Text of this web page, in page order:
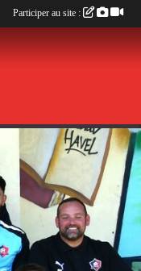
Participer au site :